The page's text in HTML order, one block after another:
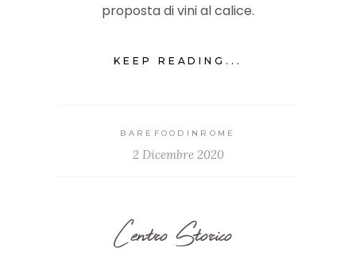
proposta di vini al calice.
KEEP READING...
BAREFOODINROME
2 Dicembre 2020
Centro Storico